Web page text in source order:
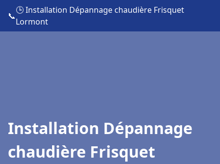
📞
🕒 Installation Dépannage chaudière Frisquet
Lormont
Installation Dépannage
chaudière Frisquet